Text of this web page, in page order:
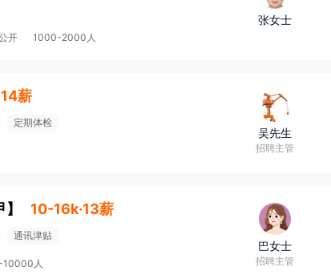
开 1000-2000人
张女士
薪
定期体检
吴先生
招聘主管
】 10-16k·13薪
通讯津贴
人
巴女士
招聘主管